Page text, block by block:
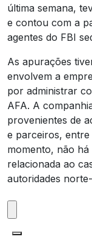
última semana,
e contou com a
agentes do FBI
As apurações
envolvem a
por administrar
AFA. A
provenientes de
e parceiros, entre
momento, não
relacionada ao
autoridades